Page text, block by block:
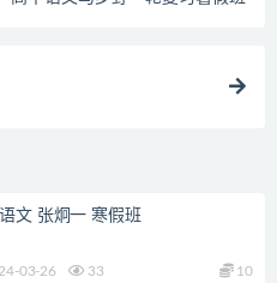
文 张炯一 寒假班
03-26 33 10